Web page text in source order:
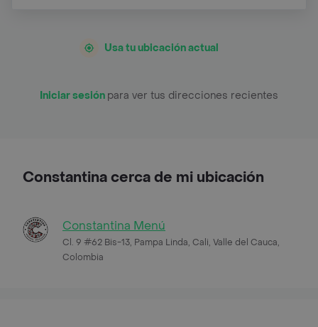
Usa tu ubicación actual
Iniciar sesión para ver tus direcciones recientes
Constantina cerca de mi ubicación
Constantina Menú
Cl. 9 #62 Bis-13, Pampa Linda, Cali, Valle del Cauca,
Colombia